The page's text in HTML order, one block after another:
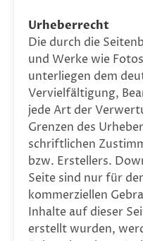
Urheberrecht
Die durch die
und Werke wie
unterliegen dem
Vervielfältigung,
jede Art der
Grenzen des
schriftlichen
bzw. Erstellers.
Seite sind nur für
kommerziellen
Inhalte auf dieser
erstellt wurden,